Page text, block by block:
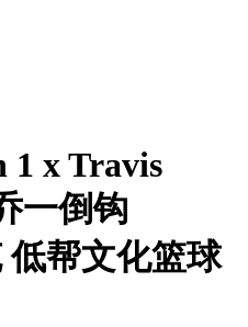
1 x Travis
一倒钩
低帮文化篮球